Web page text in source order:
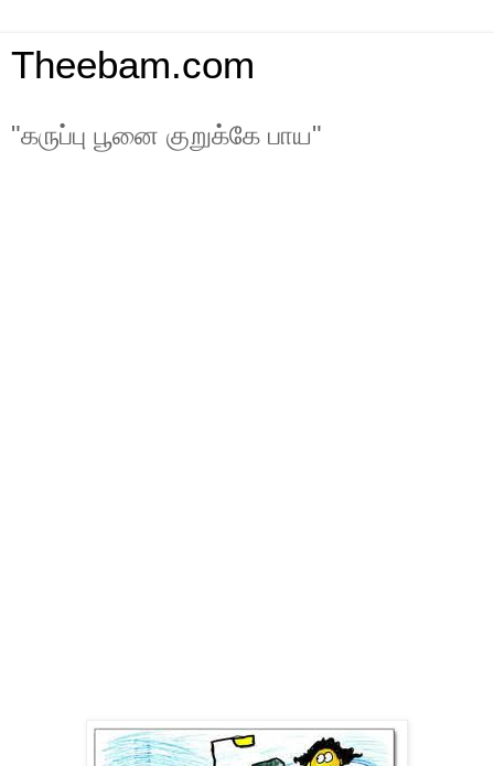
Theebam.com
"கருப்பு பூனை குறுக்கே பாய"